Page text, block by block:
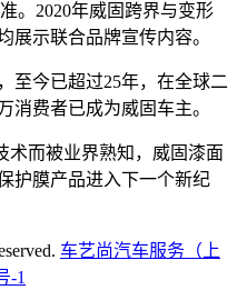
。2020年威固跨界与变形
展示联合品牌宣传内容。
至今已超过25年，在全球二
消费者已成为威固车主。
术而被业界熟知，威固漆面
护膜产品进入下一个新纪
车艺尚汽车服务（上
-1